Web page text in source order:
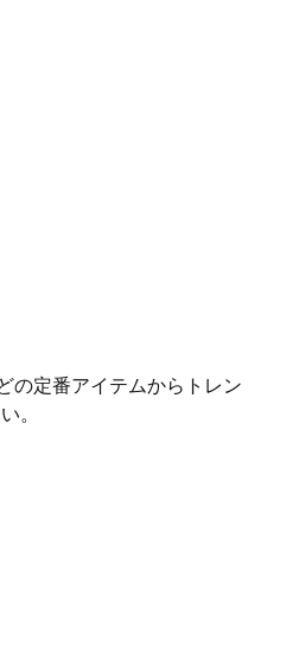
の定番アイテムからトレン
。